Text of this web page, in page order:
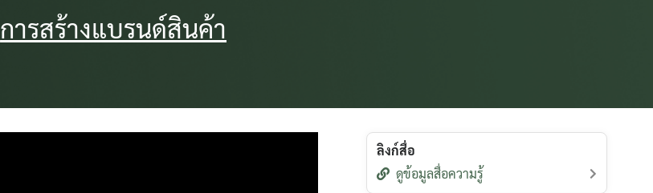
การสร้างแบรนด์สินค้า
ลิงก์สื่อ
ดูข้อมูลสื่อความรู้